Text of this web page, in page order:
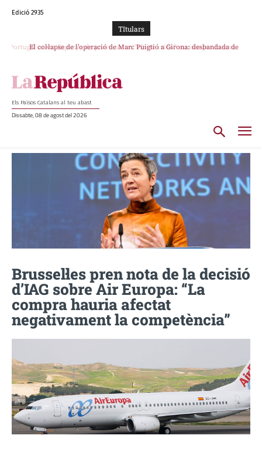
Edició 2935
TItulars
Portugal acusa Espanya de provocar un “efecte crida” massiu per la seva
El col·lapse de l’operació de Marc Puigtió a Girona: desbandada de
Els Països Catalans al teu abast
Dissabte, 08 de agost del 2026
Brussel·les pren nota de la decisió
d’IAG sobre Air Europa: “La
compra hauria afectat
negativament la competència”